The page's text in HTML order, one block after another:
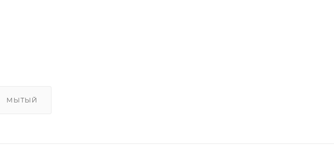
МЫТЫЙ